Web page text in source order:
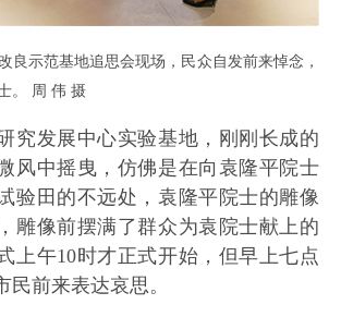
良示范基地追思会现场，民众自发前来悼念，
。 周 伟 摄
究发展中心实验基地，刚刚长成的
风中摇曳，仿佛是在向袁隆平院士
验田的不远处，袁隆平院士的雕像
雕像前摆满了群众为袁院士献上的
上午10时才正式开始，但早上七点
民前来表达哀思。